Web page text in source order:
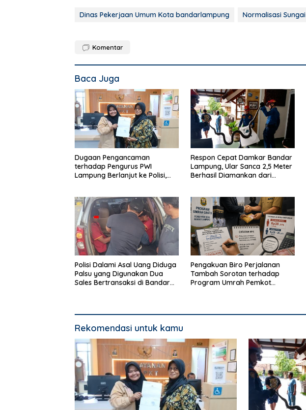
Dinas Pekerjaan Umum Kota bandarlampung Normalisasi Sungai
Komentar
Baca Juga
Dugaan Pengancaman
terhadap Pengurus PWI
Lampung Berlanjut ke Polisi,
Respon Cepat Damkar Bandar
Lampung, Ular Sanca 2,5 Meter
Berhasil Diamankan dari
Polisi Dalami Asal Uang Diduga
Palsu yang Digunakan Dua
Sales Bertransaksi di Bandar
Pengakuan Biro Perjalanan
Tambah Sorotan terhadap
Program Umrah Pemkot
Rekomendasi untuk kamu